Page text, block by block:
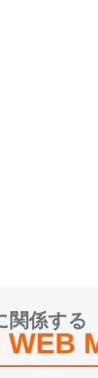
関係する
WEB